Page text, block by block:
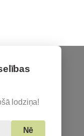
lodziņa!
Nē